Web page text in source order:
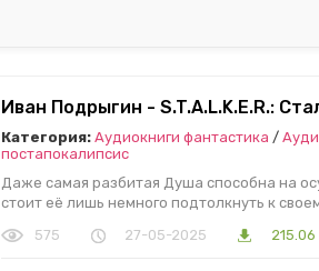
Иван Подрыгин - S.T.A.L.K.E.R.:
Категория: Аудиокниги фантастика /
постапокалипсис
Даже самая разбитая Душа способна на
стоит её лишь немного подтолкнуть к
575
27-05-2025 215.06